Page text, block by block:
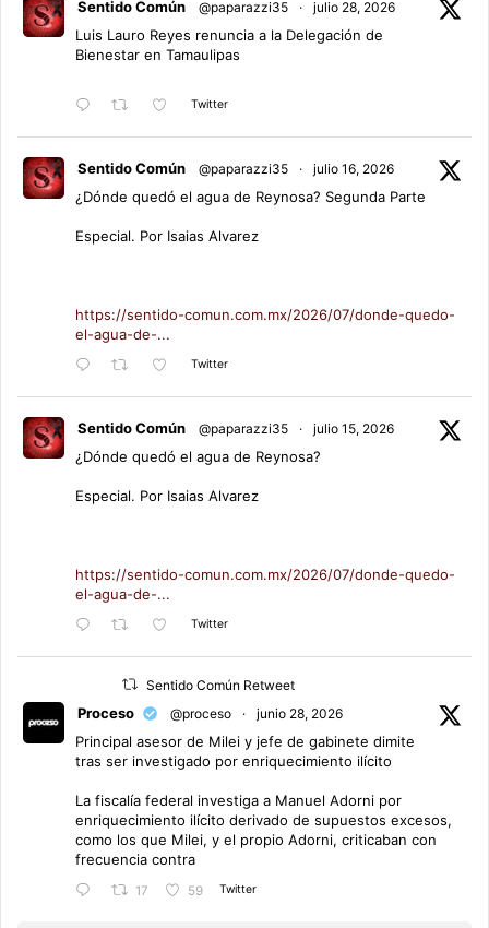
Sentido Común @paparazzi35 · julio 28, 2026
Luis Lauro Reyes renuncia a la Delegación de
Bienestar en Tamaulipas
Twitter
Sentido Común @paparazzi35 · julio 16, 2026
¿Dónde quedó el agua de Reynosa? Segunda Parte
Especial. Por Isaias Alvarez
https://sentido-comun.com.mx/2026/07/donde-quedo-
el-agua-de-...
Twitter
Sentido Común @paparazzi35 · julio 15, 2026
¿Dónde quedó el agua de Reynosa?
Especial. Por Isaias Alvarez
https://sentido-comun.com.mx/2026/07/donde-quedo-
el-agua-de-...
Twitter
Sentido Común Retweet
Proceso @proceso · junio 28, 2026
Principal asesor de Milei y jefe de gabinete dimite
tras ser investigado por enriquecimiento ilícito
La fiscalía federal investiga a Manuel Adorni por
enriquecimiento ilícito derivado de supuestos excesos,
como los que Milei, y el propio Adorni, criticaban con
frecuencia contra
17 59 Twitter